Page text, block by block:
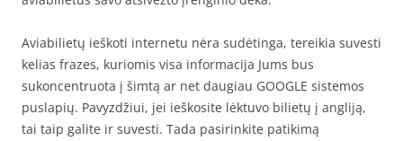
Aviabilietų ieškoti internetu nėra sudėtinga, tereikia suvesti
kelias frazes, kuriomis visa informacija Jums bus
sukoncentruota į šimtą ar net daugiau GOOGLE sistemos
puslapių. Pavyzdžiui, jei ieškosite lėktuvo bilietų į angliją,
tai taip galite ir suvesti. Tada pasirinkite patikimą